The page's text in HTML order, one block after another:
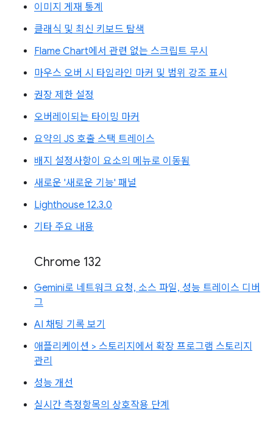
이미지 게재 통계
클래식 및 최신 키보드 탐색
Flame Chart에서 관련 없는 스크립트 무시
마우스 오버 시 타임라인 마커 및 범위 강조 표시
권장 제한 설정
오버레이되는 타이밍 마커
요약의 JS 호출 스택 트레이스
배지 설정사항이 요소의 메뉴로 이동됨
새로운 '새로운 기능' 패널
Lighthouse 12.3.0
기타 주요 내용
Chrome 132
Gemini로 네트워크 요청, 소스 파일, 성능 트레이스 디버
그
AI 채팅 기록 보기
애플리케이션 > 스토리지에서 확장 프로그램 스토리지
관리
성능 개선
실시간 측정항목의 상호작용 단계